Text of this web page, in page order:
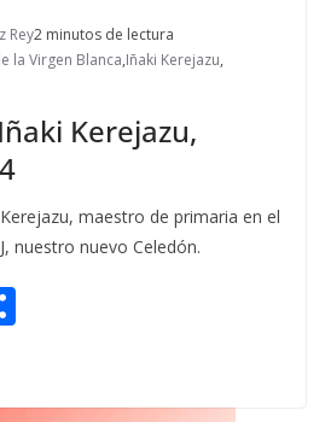
Rey2 minutos de lectura
la Virgen Blanca,Iñaki Kerejazu,
Kerejazu,
maestro de primaria en el
nuestro nuevo Celedón.